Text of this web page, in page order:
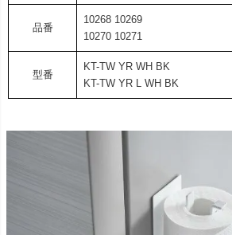
品番
10268 10269
10270 10271
型番
KT-TW YR WH BK
KT-TW YR L WH BK